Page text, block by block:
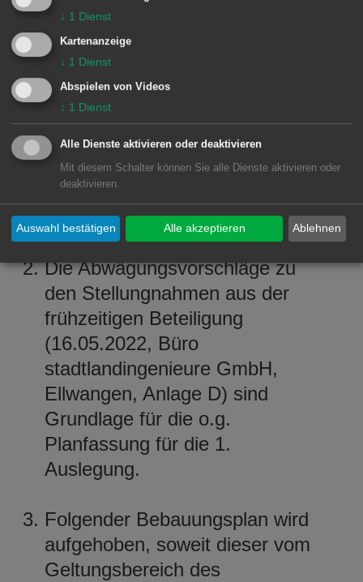
Ellwangen/Amt für Vermessung,
Liegenschaften und
Bauverwaltung
Aalen/Stadtplanungsamt Aalen),
und der Begründung mit
Umweltbericht (16.05.2022, Büro
stadtlandingenieure GmbH,
Ellwangen, Anlage A) werden
gebilligt.
Die Abwägungsvorschläge zu
den Stellungnahmen aus der
frühzeitigen Beteiligung
(16.05.2022, Büro
stadtlandingenieure GmbH,
Ellwangen, Anlage D) sind
Grundlage für die o.g.
Planfassung für die 1.
Auslegung.
Folgender Bebauungsplan wird
aufgehoben, soweit dieser vom
Geltungsbereich des
↓ 1 Dienst
Kartenanzeige
↓ 1 Dienst
Abspielen von Videos
↓ 1 Dienst
Alle Dienste aktivieren oder deaktivieren
Mit diesem Schalter können Sie alle Dienste aktivieren oder
deaktivieren.
Ablehnen
Auswahl bestätigen Alle akzeptieren